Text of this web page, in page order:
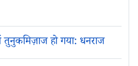
हो गया: धनराज